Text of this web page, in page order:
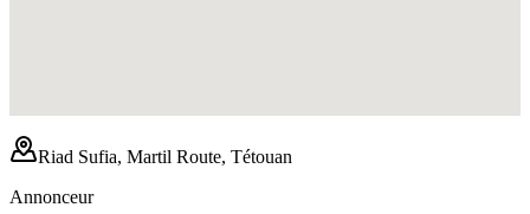
Riad Sufia, Martil Route, Tétouan
Annonceur